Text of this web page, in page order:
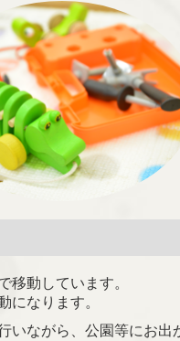
移動しています。
になります。
いながら、公園等にお出